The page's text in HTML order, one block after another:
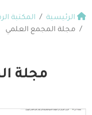
الرئيسية المكتبة
مجلة المجمع العلمي
مجلة